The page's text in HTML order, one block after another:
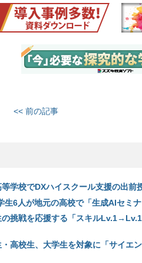
<< 前の記事
学校でDXハイスクール支援の出前
生6人が地元の高校で「生成AIセミ
の挑戦を応援する「スキル
高校生、大学生を対象に「サイエ